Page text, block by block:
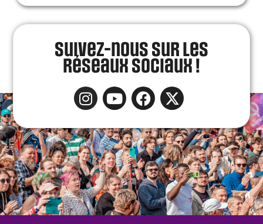
Suivez-nous sur les
réseaux sociaux !